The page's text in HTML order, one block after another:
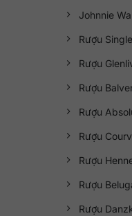
Johnnie
Rượu
Rượu
Rượu
Rượu
Rượu
Rượu
Rượu
Rượu